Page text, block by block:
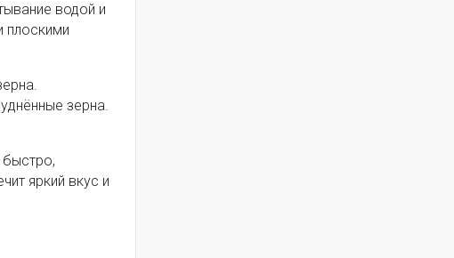
водой и
плоскими
зерна.
быстро,
яркий вкус и